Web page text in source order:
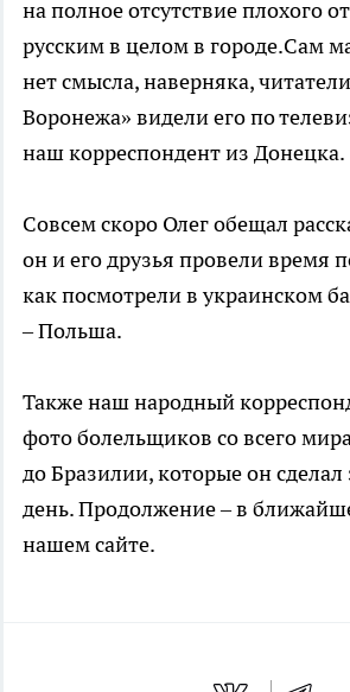
на полное отсутствие плохого
русским в целом в городе.Сам
нет смысла, наверняка,
Воронежа» видели его по
наш корреспондент из Донецка.
Совсем скоро Олег обещал
он и его друзья провели время
как посмотрели в украинском
– Польша.
Также наш народный
фото болельщиков со всего
до Бразилии, которые он
день. Продолжение – в
нашем сайте.